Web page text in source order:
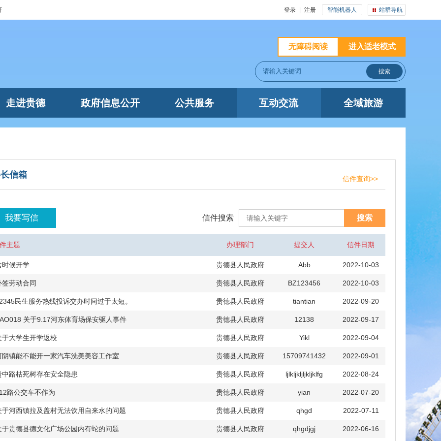
站群导航
登录 注册 智能机器人
进入适老模式
无障碍阅读
走进贵德 政府信息公开 公共服务 互动交流 全域旅游
信箱 信件查询>>
我要写信 信件搜索
主题 办理部门 提交人 信件日期
时候开学 贵德县人民政府 Abb 2022-10-03
签劳动合同 贵德县人民政府 BZ123456 2022-10-03
民生服务热线投诉交办时间过于太短。 贵德县人民政府 tiantian 2022-09-20
关于9.17河东体育场保安驱人事件 贵德县人民政府 12138 2022-09-17
于大学生开学返校 贵德县人民政府 Yikl 2022-09-04
阴镇能不能开一家汽车洗美美容工作室 贵德县人民政府 15709741432 2022-09-01
中路枯死树存在安全隐患 贵德县人民政府 ljlkljkljljkljklfg 2022-08-24
路公交车不作为 贵德县人民政府 yian 2022-07-20
于河西镇拉及盖村无法饮用自来水的问题 贵德县人民政府 qhgd 2022-07-11
于贵德县德文化广场公园内有蛇的问题 贵德县人民政府 qhgdjgj 2022-06-16